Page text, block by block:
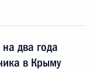
два года
в Крыму